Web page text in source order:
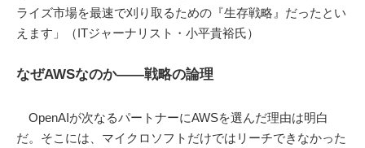
ライズ市場を最速で刈り取るための『生存戦略』だったとい
えます」（ITジャーナリスト・小平貴裕氏）
なぜAWSなのか——戦略の論理
OpenAIが次なるパートナーにAWSを選んだ理由は明白
だ。そこには、マイクロソフトだけではリーチできなかった